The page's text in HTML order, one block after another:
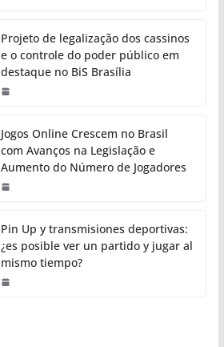
Projeto de legalização dos cassinos
e o controle do poder público em
destaque no BiS Brasília
Jogos Online Crescem no Brasil
com Avanços na Legislação e
Aumento do Número de Jogadores
Pin Up y transmisiones deportivas:
¿es posible ver un partido y jugar al
mismo tiempo?